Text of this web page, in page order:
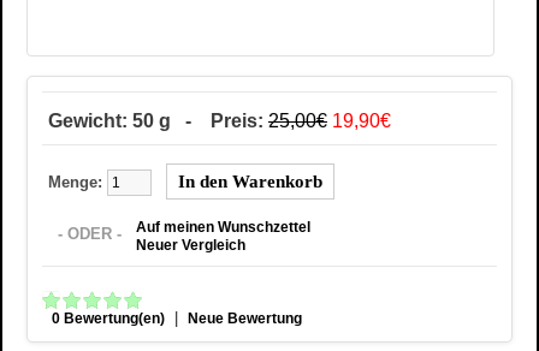
Gewicht: 50 g - Preis: 25,00€ 19,90€
Menge:
- ODER -
Auf meinen Wunschzettel
Neuer Vergleich
0 Bewertung(en) | Neue Bewertung